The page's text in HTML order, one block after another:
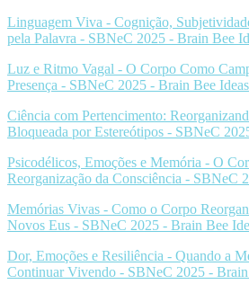
Linguagem Viva - Cognição,
pela Palavra - SBNeC 2025 - Brain Bee
Luz e Ritmo Vagal - O Corpo Como
Presença - SBNeC 2025 - Brain Bee Ideas
Ciência com Pertencimento:
Bloqueada por Estereótipos - SBNeC
Psicodélicos, Emoções e Memória - O
Reorganização da Consciência - SBNeC
Memórias Vivas - Como o Corpo
Novos Eus - SBNeC 2025 - Brain Bee
Dor, Emoções e Resiliência - Quando a
Continuar Vivendo - SBNeC 2025 - Brain